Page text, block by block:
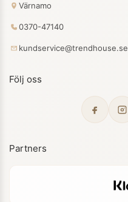
Värnamo
0370-47140
kundservice@trendhouse.se
Följ oss
Partners